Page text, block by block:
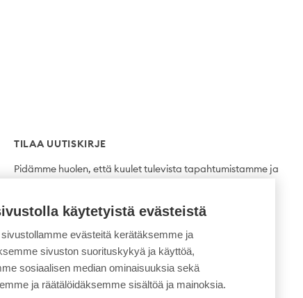
TILAA UUTISKIRJE
Pidämme huolen, että kuulet tulevista tapahtumistamme ja
uutuuksista ensimmäisten joukossa.
Tilaa käytetyistä evästeistä
evästeitä kerätäksemme ja
sivuston suorituskykyä ja käyttöä,
sosiaalisen median ominaisuuksia sekä
ja räätälöidäksemme sisältöä ja mainoksia.